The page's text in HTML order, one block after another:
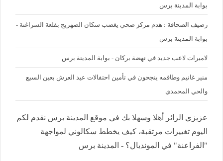
بوابة المدينة برس
رصيف الصحافة : هدم مركز صحي يغضب سكان الصهريج بقلعة السراغنة -
بوابة المدينة برس
لاميرات لاعب جديد في نهضة بركان - بوابة المدينة برس
منير غانيم وطاقمه ينجحون في تأمين احتفالات عيد العرش بعين السبع
والحي المحمدي
عزيزي الزائر أهلا وسهلا بك في موقع المدينة برس نقدم لكم
اليوم تغييرات مرتقبة، كيف يخطط سكالوني لمواجهة
"الفراعنة" في المونديال؟ - المدينة برس